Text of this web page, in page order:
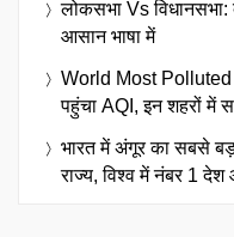
लोकसभा Vs विधानसभा:
आसान भाषा में
World Most
पहुंचा AQI, इन शहरों में
भारत में अंगूर का सबसे
राज्य, विश्व में नंबर 1 देश